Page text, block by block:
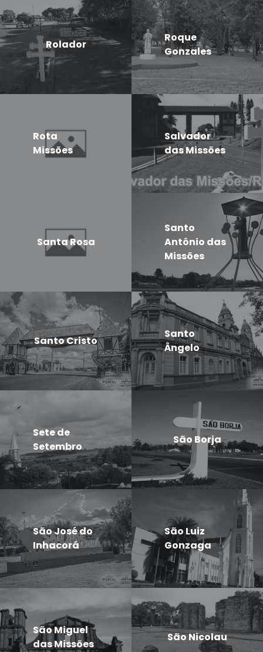
Rolador
Roque
Gonzales
Rota
Missões
Salvador
das Missões
Santa Rosa
Santo
Antônio das
Missões
Santo Cristo
Santo
Ângelo
Sete de
Setembro
São Borja
São José do
Inhacorá
São Luiz
Gonzaga
São Miguel
das Missões
São Nicolau